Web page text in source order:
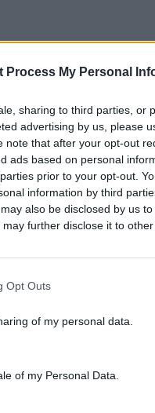
Process My Personal
sharing to third parties, or
advertising by us, please
note that after your opt-out
ads based on personal
prior to your opt-out.
information by third
also be disclosed by us
may further disclose it to other
Opt Outs
of my personal data.
of my Personal Data.